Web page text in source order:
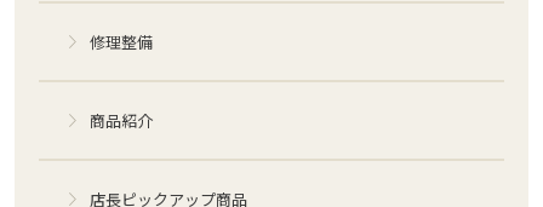
修理整備
商品紹介
店長ピックアップ商品